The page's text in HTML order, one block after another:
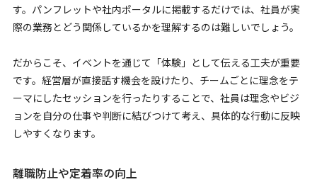
す。パンフレットや社内ポータルに掲載するだけでは、社員が実
際の業務とどう関係しているかを理解するのは難しいでしょう。
だからこそ、イベントを通じて「体験」として伝える工夫が重要
です。経営層が直接話す機会を設けたり、チームごとに理念をテ
ーマにしたセッションを行ったりすることで、社員は理念やビジ
ョンを自分の仕事や判断に結びつけて考え、具体的な行動に反映
しやすくなります。
離職防止や定着率の向上